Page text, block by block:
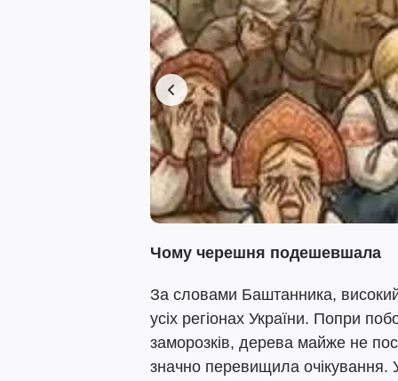
Чому черешня подешевшала
За словами Баштанника,
усіх регіонах України. Попри
заморозків, дерева майже не
значно перевищила очікування.